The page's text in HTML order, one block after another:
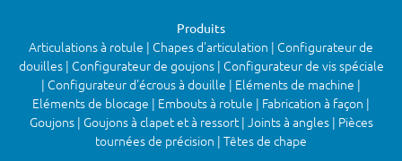
Produits
Articulations à rotule | Chapes d'articulation | Configurateur de
douilles | Configurateur de goujons | Configurateur de vis spéciale
| Configurateur d'écrous à douille | Eléments de machine |
Eléments de blocage | Embouts à rotule | Fabrication à façon |
Goujons | Goujons à clapet et à ressort | Joints à angles | Pièces
tournées de précision | Têtes de chape